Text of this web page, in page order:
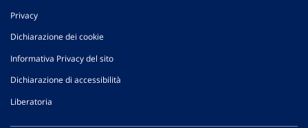
Privacy
Dichiarazione dei cookie
Informativa Privacy del sito
Dichiarazione di accessibilità
Liberatoria